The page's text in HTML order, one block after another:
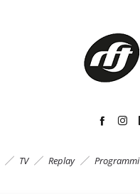
TV Replay Programmi